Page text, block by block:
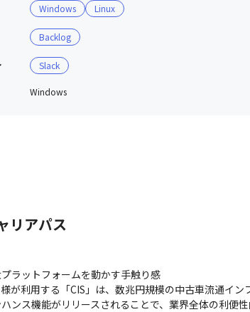
では、8～10連休の取得実績あり。
月）より年間休日が120日へとさらに拡充されま
Windows Linux
Backlog
Slack
Windows
リアパス
ラットフォームを動かす手触り感
が利用する「CIS」は、数兆円規模の中古車流通イン
ンス機能がリリースされることで、業界全体の利便